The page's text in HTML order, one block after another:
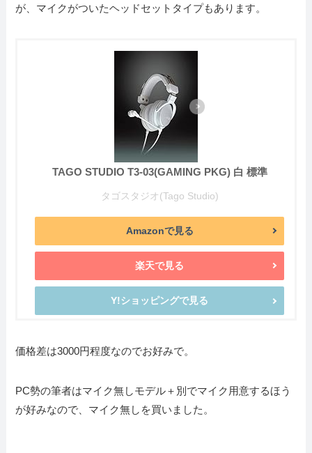
が、マイクがついたヘッドセットタイプもあります。
TAGO STUDIO T3-03(GAMING PKG) 白 標準
タゴスタジオ(Tago Studio)
Amazonで見る
楽天で見る
Y!ショッピングで見る
価格差は3000円程度なのでお好みで。
PC勢の筆者はマイク無しモデル＋別でマイク用意するほう
が好みなので、マイク無しを買いました。